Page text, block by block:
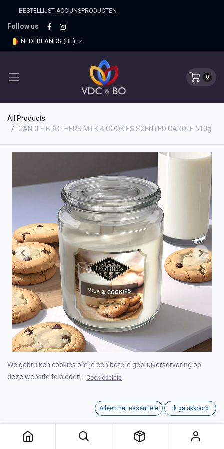
BESTELLIJST ACCIJNSPRO​DUCTEN
Follow us
NEDERLANDS (BE)
0
All Products
CANDLE BROTHERS MILK & COOKIES SCENTED CANDLE 510g
CANDLE BROTHERS MILK & COOKIES SCENTED
We gebruiken cookies om je een betere gebruikerservaring op
deze website te bieden.
Cookiebeleid
Alleen het essentiële Ik ga akkoord